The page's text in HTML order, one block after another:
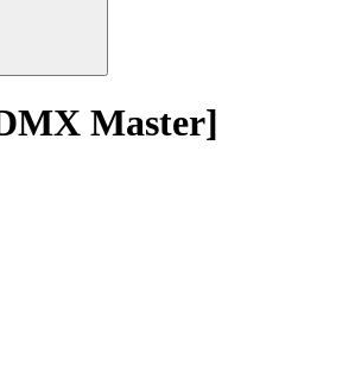
Master]